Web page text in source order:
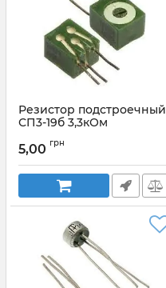
Резистор подстроечный
СП3-19б 3,3кОм
5,00 грн